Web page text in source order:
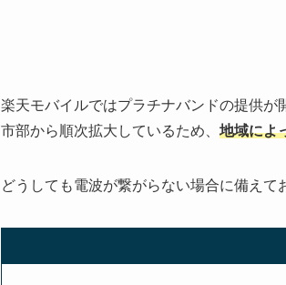
楽天モバイルではプラチナバンドの提供
市部から順次拡大しているため、 地域によ
どうしても電波が繋がらない場合に備えて